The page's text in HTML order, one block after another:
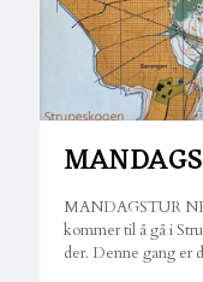
MANDAGSTUR
kommer til å gå i
der. Denne gang er